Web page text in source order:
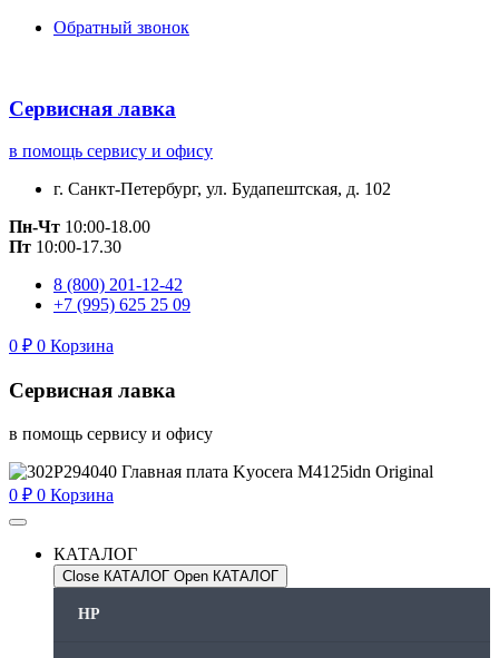
Обратный звонок
Сервисная лавка
в помощь сервису и офису
г. Санкт-Петербург, ул. Будапештская, д. 102
Пн-Чт 10:00-18.00
Пт 10:00-17.30
8 (800) 201-12-42
+7 (995) 625 25 09
0 ₽ 0 Корзина
Сервисная лавка
в помощь сервису и офису
0 ₽ 0 Корзина
КАТАЛОГ
Close КАТАЛОГ Open КАТАЛОГ
HP